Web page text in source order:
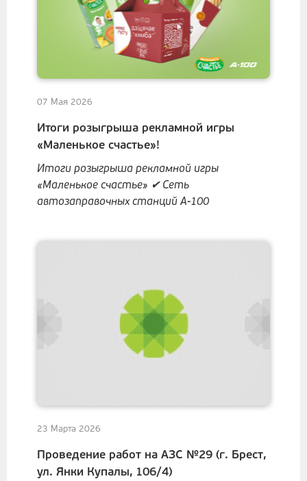
07 Мая 2026
Итоги розыгрыша рекламной игры
«Маленькое счастье»!
Итоги розыгрыша рекламной игры
«Маленькое счастье» ✔ Сеть
автозаправочных станций А-100
23 Марта 2026
Проведение работ на АЗС №29 (г. Брест,
ул. Янки Купалы, 106/4)